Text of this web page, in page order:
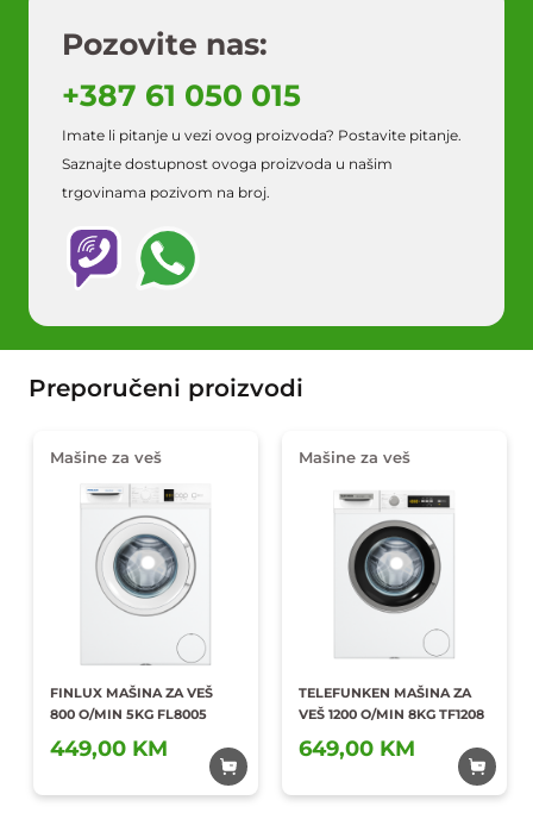
Pozovite nas:
+387 61 050 015
Imate li pitanje u vezi ovog proizvoda? Postavite pitanje.
Saznajte dostupnost ovoga proizvoda u našim
trgovinama pozivom na broj.
Preporučeni proizvodi
Mašine za veš
FINLUX MAŠINA ZA VEŠ
800 O/MIN 5KG FL8005
449,00 KM
omiljene
Mašine za veš
TELEFUNKEN MAŠINA ZA
VEŠ 1200 O/MIN 8KG TF1208
649,00 KM
omiljene